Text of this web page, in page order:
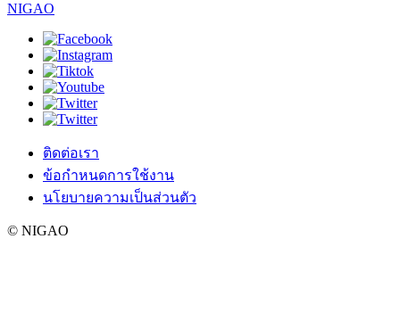
NIGAO
ติดต่อเรา
ข้อกำหนดการใช้งาน
นโยบายความเป็นส่วนตัว
© NIGAO